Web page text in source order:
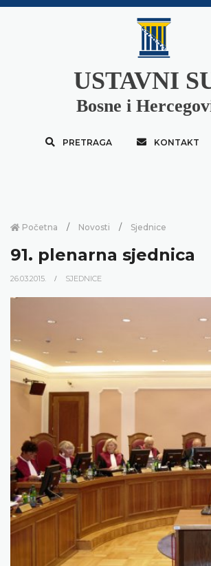
USTAVNI
Bosne i
PRETRAGA KONTAKT
Početna Novosti Sjednice
91. plenarna sjednica
26.03.2015. SJEDNICE